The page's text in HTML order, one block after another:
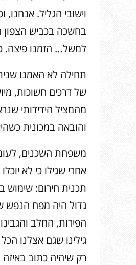
וישובי הגליל.
בחשכה בכביש הצפון
למשל… הזמנו פיצה.
תחילה לא האמנו
של דרכים חשוכות,
מהמציל הידידותי
והובאה במכונית
משפחת השכנים,
אחרי שגילו כי לא
תכנית חירום: שימוש
גדול היה מפח הנפש
הפירות, החלב
גילינו שגם אצלנו
רק שיהיה כתוב